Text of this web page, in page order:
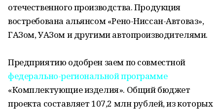
отечественного производства. Продукция
востребована альянсом «Рено-Ниссан-Автоваз»,
ГАЗом, УАЗом и другими автопроизводителями.
Предприятию одобрен заем по совместной
федерально-региональной программе
«Комплектующие изделия». Общий бюджет
проекта составляет 107,2 млн рублей, из которых